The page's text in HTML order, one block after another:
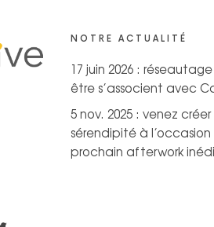
NOTRE ACTUALITÉ
17 juin 2026 :
être s’associent avec
5 nov. 2025 : venez
sérendipité à
prochain afterwork